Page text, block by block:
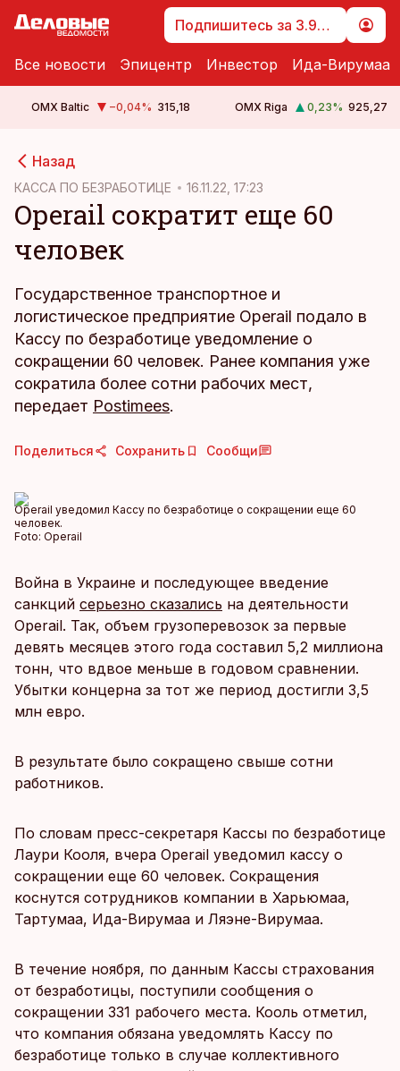
Подпишитесь за 3.99 €
Все новости Эпицентр Инвестор Ида-Вирумаа
OMX Baltic −0,04% 315,18 OMX Riga 0,23% 925,27
Назад
КАССА ПО БЕЗРАБОТИЦЕ 16.11.22, 17:23
Operail сократит еще 60
человек
Государственное транспортное и
логистическое предприятие Operail подало в
Кассу по безработице уведомление о
сокращении 60 человек. Ранее компания уже
сократила более сотни рабочих мест,
передает Postimees.
Поделиться Сохранить Сообщи
Operail уведомил Кассу по безработице о сокращении еще 60
человек.
Foto: Operail
Война в Украине и последующее введение
санкций серьезно сказались на деятельности
Operail. Так, объем грузоперевозок за первые
девять месяцев этого года составил 5,2 миллиона
тонн, что вдвое меньше в годовом сравнении.
Убытки концерна за тот же период достигли 3,5
млн евро.
В результате было сокращено свыше сотни
работников.
По словам пресс-секретаря Кассы по безработице
Лаури Кооля, вчера Operail уведомил кассу о
сокращении еще 60 человек. Сокращения
коснутся сотрудников компании в Харьюмаа,
Тартумаа, Ида-Вирумаа и Ляэне-Вирумаа.
В течение ноября, по данным Кассы страхования
от безработицы, поступили сообщения о
сокращении 331 рабочего места. Кооль отметил,
что компания обязана уведомлять Кассу по
безработице только в случае коллективного